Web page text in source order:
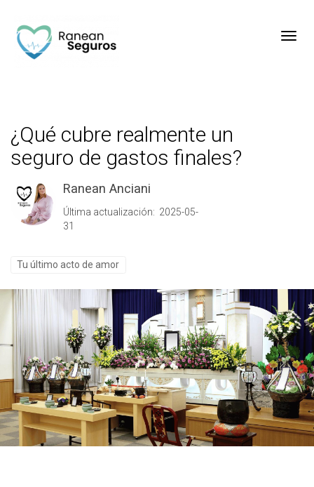
¿Qué cubre realmente un
seguro de gastos finales?
Ranean Anciani
Última actualización: 2025-05-
31
Tu último acto de amor